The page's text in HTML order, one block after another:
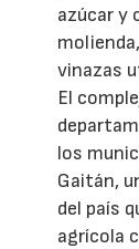
azúcar y
vinazas
El
los
Gaitán,
del país
agrícola